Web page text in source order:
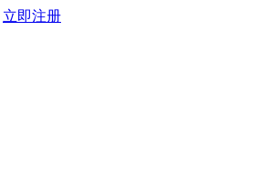
立即注册